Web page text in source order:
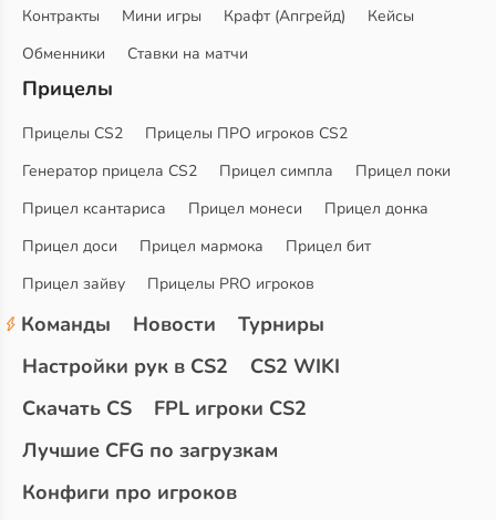
Контракты
Мини игры Крафт (Апгрейд)
Кейсы
Обменники
Ставки на матчи
Прицелы
Прицелы CS2
Прицелы ПРО игроков CS2
Генератор прицела CS2
Прицел симпла
Прицел поки
Прицел ксантариса
Прицел монеси
Прицел донка
Прицел доси
Прицел мармока
Прицел бит
Прицел зайву
Прицелы PRO игроков
Команды Новости
Турниры
Настройки рук в CS2
CS2 WIKI
Скачать CS
FPL игроки CS2
Лучшие CFG по загрузкам
Конфиги про игроков